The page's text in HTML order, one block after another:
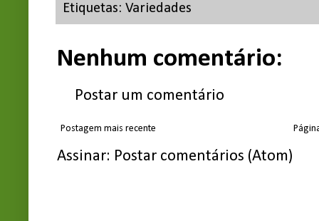
Etiquetas: Variedades
Nenhum comentário:
Postar um comentário
Postagem mais recente
Assinar: Postar comentários (Atom)